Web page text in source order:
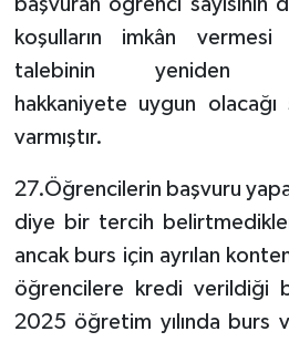
koşulların imkân vermesi
talebinin yeniden
hakkaniyete uygun
varmıştır.
27.Öğrencilerin başvuru
diye bir tercih
ancak burs için ayrılan
öğrencilere kredi verildiği
2025 öğretim yılında burs